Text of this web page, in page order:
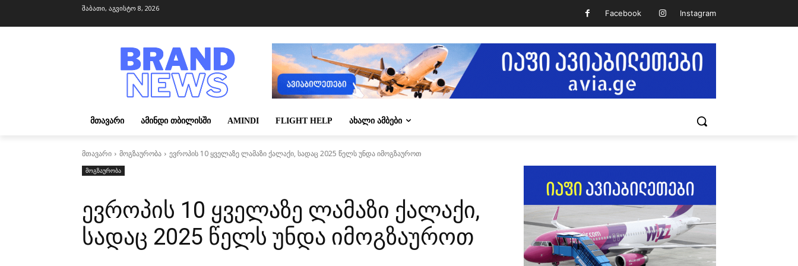
Facebook Instagram
შაბათი, აგვისტო 8, 2026
ᲛᲗᲐᲕᲐᲠᲘ ᲐᲛᲘᲜᲓᲘ ᲗᲑᲘᲚᲘᲡᲨᲘ AMINDI FLIGHT HELP ᲐᲮᲐᲚᲘ ᲐᲛᲑᲔᲑᲘ
მთავარი მოგზაურობა ევროპის 10 ყველაზე ლამაზი ქალაქი, სადაც 2025 წელს უნდა იმოგზაუროთ
მოგზაურობა
ევროპის 10 ყველაზე ლამაზი ქალაქი,
სადაც 2025 წელს უნდა იმოგზაუროთ